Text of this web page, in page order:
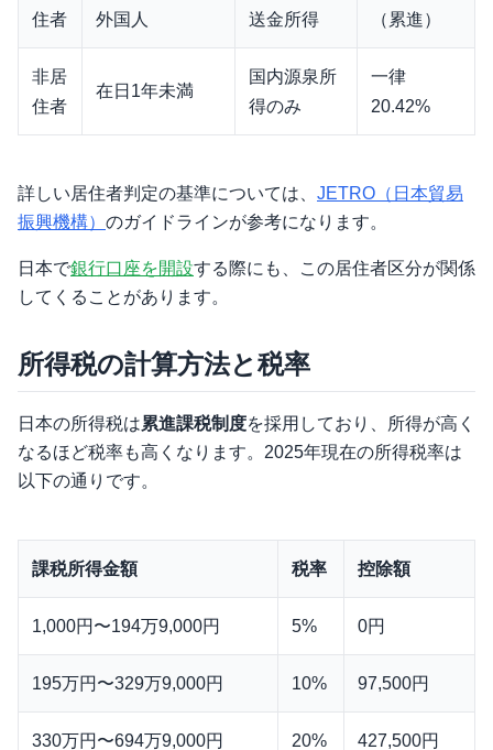
住者
外国人
送金所得
（累進）
非居
住者
在日1年未満
国内源泉所
得のみ
一律
20.42%
詳しい居住者判定の基準については、 JETRO（日本貿易
振興機構） のガイドラインが参考になります。
日本で銀行口座を開設する際にも、この居住者区分が関係
してくることがあります。
所得税の計算方法と税率
日本の所得税は累進課税制度を採用しており、所得が高く
なるほど税率も高くなります。2025年現在の所得税率は
以下の通りです。
課税所得金額 税率 控除額
1,000円〜194万9,000円 5% 0円
195万円〜329万9,000円 10% 97,500円
330万円〜694万9,000円 20% 427,500円